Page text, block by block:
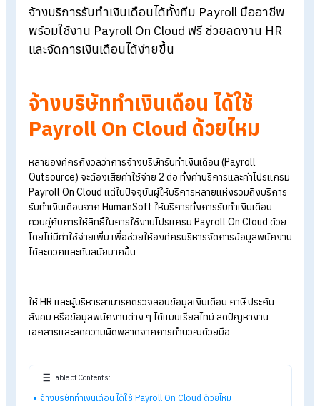
Blog > จ้างบริษัททำเงินเดือน ได้ใช้ Payroll On Cloud ด้วยไหม?
และจัดการเงินเดือนได้ง่ายขึ้น
จ้างบริษัททำเงินเดือน ได้ใช้
Payroll On Cloud ด้วยไหม
หลายองค์กรกังวลว่าการจ้างบริษัทรับทำเงินเดือน (Payroll
Outsource) จะต้องเสียค่าใช้จ่าย 2 ต่อ ทั้งค่าบริการและค่าโปรแ
ควบคู่กับการให้สิทธิ์ในการใช้งานโปรแกรม Payroll On Cloud ด้
โดยไม่มีค่าใช้จ่ายเพิ่ม เพื่อช่วยให้องค์กรบริหารจัดการข้อมูลพนัก
ได้สะดวกและทันสมัยมากขึ้น
ให้ HR และผู้บริหารสามารถตรวจสอบข้อมูลเงินเดือน ภาษี ประกัน